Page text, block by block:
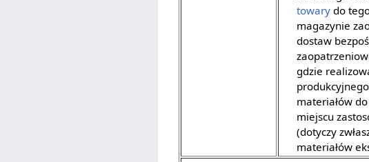
towarydo
magazynie
dostaw
gdzie
materiałów
miejscu
(dotyczy
materiałów